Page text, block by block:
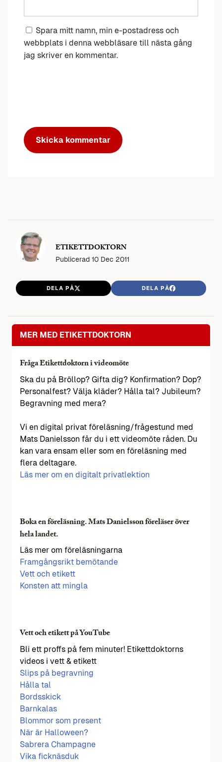
Spara mitt namn, min e-postadress och
webbplats i denna webbläsare till nästa gång
jag skriver en kommentar.
ETIKETTDOKTORN
Publicerad 10 Dec 2011
DELA PÅ DELA PÅ
MER MED ETIKETTDOKTORN
Fråga Etikettdoktorn i videomöte
Ska du på Bröllop? Gifta dig? Konfirmation? Dop?
Personalfest? Välja kläder? Hålla tal? Jubileum?
Begravning med mera?
Vi en digital privat föreläsning/frågestund med
Mats Danielsson får du i ett videomöte råden. Du
kan vara ensam eller som en föreläsning med
flera deltagare.
Läs mer om en digitalt privatlektion
Boka en föreläsning. Mats Danielsson föreläser över
hela landet.
Läs mer om föreläsningarna
Framgångsrikt bemötande
Vett och etikett
Konsten att mingla
Vett och etikett på YouTube
Bli ett proffs på fem minuter! Etikettdoktorns
videos i vett & etikett
Slips på begravning
Hålla tal
Bordsskick
Barnkalas
Blommor som present
När är Halloween?
Sabrera Champagne
Vika ficknäsduk